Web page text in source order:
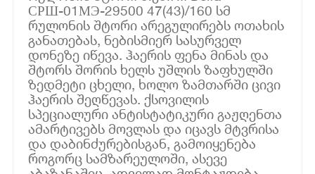
СРШ-01МЭ-29500 47(43)/160 სმ
რულონის შტორი არეგულირებს ოთახის
განათებას, ნებისმიერ სასურველ
დონეზე იწევა. ჰაერის ფენა მინას და
შტორს შორის ხელს უშლის ზაფხულში
ზედმეტი ცხელი, ხოლო ზამთარში ცივი
ჰაერის შეღწევას. ქსოვილის
სპეციალური ანტისტატიკური გაჟღენთა
ამარტივებს მოვლას და იცავს მტვრისა
და დაბინძურებისგან, გამოიყენება
როგორც სამზარეულოში, ასევე